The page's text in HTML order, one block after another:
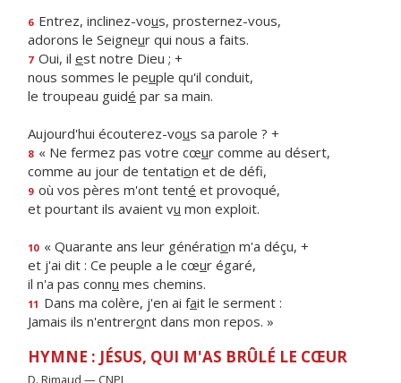
6 Entrez, inclinez-vous, prosternez-vous,
adorons le Seigneur qui nous a faits.
7 Oui, il est notre Dieu ; +
nous sommes le peuple qu'il conduit,
le troupeau guidé par sa main.
Aujourd'hui écouterez-vous sa parole ? +
8 « Ne fermez pas votre cœur comme au désert,
comme au jour de tentation et de défi,
9 où vos pères m'ont tenté et provoqué,
et pourtant ils avaient vu mon exploit.
10 « Quarante ans leur génération m'a déçu, +
et j'ai dit : Ce peuple a le cœur égaré,
il n'a pas connu mes chemins.
11 Dans ma colère, j'en ai fait le serment :
Jamais ils n'entreront dans mon repos. »
HYMNE : JÉSUS, QUI M'AS BRÛLÉ LE CŒUR
D. Rimaud — CNPL